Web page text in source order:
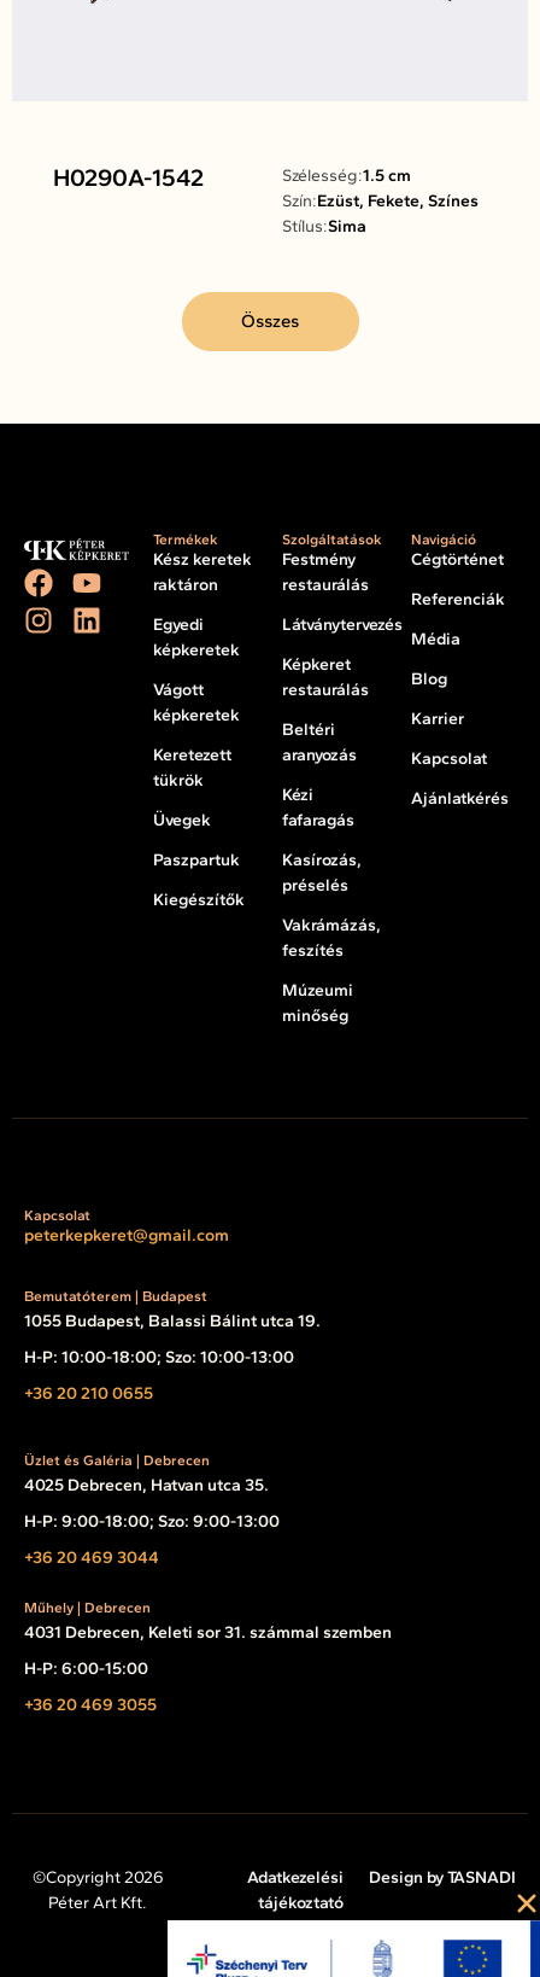
H0290A-1542 Szélesség:1.5 cm
Szín:Ezüst, Fekete, Színes
Stílus:Sima
Összes
Termékek
Kész keretek
raktáron
Egyedi
képkeretek
Vágott
képkeretek
Keretezett
tükrök
Üvegek
Paszpartuk
Kiegészítők
Szolgáltatások
Festmény
restaurálás
Látványtervezés
Képkeret
restaurálás
Beltéri
aranyozás
Kézi
fafaragás
Kasírozás,
préselés
Vakrámázás,
feszítés
Múzeumi
minőség
Navigáció
Cégtörténet
Referenciák
Média
Blog
Karrier
Kapcsolat
Ajánlatkérés
Kapcsolat
peterkepkeret@gmail.com
Bemutatóterem | Budapest
1055 Budapest, Balassi Bálint utca 19.
H-P: 10:00-18:00; Szo: 10:00-13:00
+36 20 210 0655
Üzlet és Galéria | Debrecen
4025 Debrecen, Hatvan utca 35.
H-P: 9:00-18:00; Szo: 9:00-13:00
+36 20 469 3044
Műhely | Debrecen
4031 Debrecen, Keleti sor 31. számmal szemben
H-P: 6:00-15:00
+36 20 469 3055
©Copyright 2026
Péter Art Kft.
Adatkezelési
tájékoztató
Cookie tájékoztató
Design by TASNADI